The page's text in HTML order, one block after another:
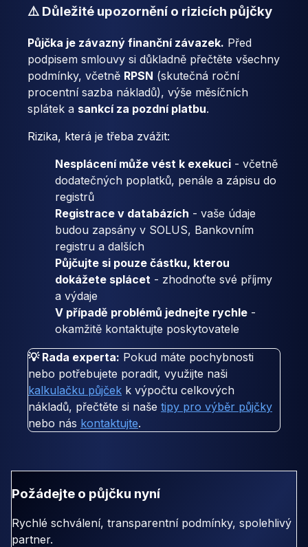
⚠️ Důležité upozornění o rizicích půjčky
Půjčka je závazný finanční závazek. Před
podpisem smlouvy si důkladně přečtěte všechny
podmínky, včetně RPSN (skutečná roční
procentní sazba nákladů), výše měsíčních
splátek a sankcí za pozdní platbu.
Rizika, která je třeba zvážit:
Nesplácení může vést k exekuci - včetně
dodatečných poplatků, penále a zápisu do
registrů
Registrace v databázích - vaše údaje
budou zapsány v SOLUS, Bankovním
registru a dalších
Půjčujte si pouze částku, kterou
dokážete splácet - zhodnoťte své příjmy
a výdaje
V případě problémů jednejte rychle -
okamžitě kontaktujte poskytovatele
💡 Rada experta: Pokud máte pochybnosti
nebo potřebujete poradit, využijte naši
kalkulačku půjček k výpočtu celkových
nákladů, přečtěte si naše tipy pro výběr půjčky
nebo nás kontaktujte.
Požádejte o půjčku nyní
Rychlé schválení, transparentní podmínky, spolehlivý
partner.